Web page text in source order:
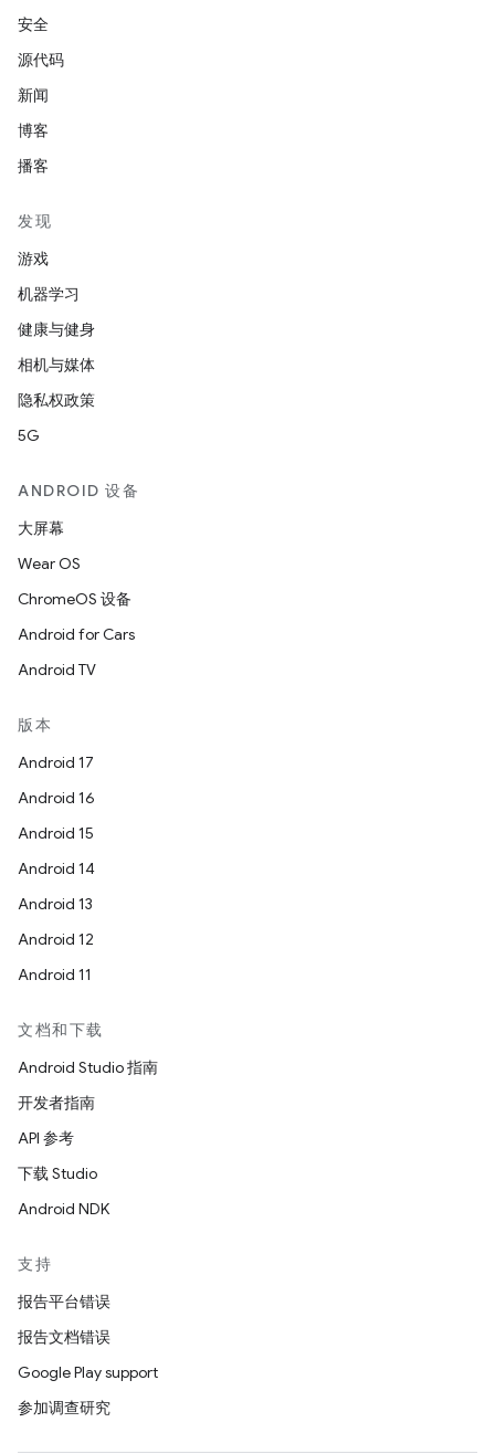
安全
源代码
新闻
博客
播客
发现
游戏
机器学习
健康与健身
相机与媒体
隐私权政策
5G
ANDROID 设备
大屏幕
Wear OS
ChromeOS 设备
Android for Cars
Android TV
版本
Android 17
Android 16
Android 15
Android 14
Android 13
Android 12
Android 11
文档和下载
Android Studio 指南
开发者指南
API 参考
下载 Studio
Android NDK
支持
报告平台错误
报告文档错误
Google Play support
参加调查研究